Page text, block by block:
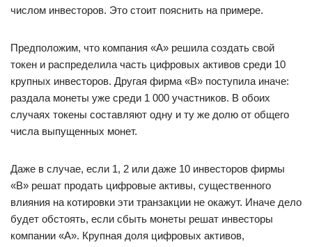
числом инвесторов. Это стоит пояснить на примере.
Предположим, что компания «‎А»‎ решила создать свой
токен и распределила часть цифровых активов среди 10
крупных инвесторов. Другая фирма «‎В»‎ поступила иначе:
раздала монеты уже среди 1 000 участников. В обоих
случаях токены составляют одну и ту же долю от общего
числа выпущенных монет.
Даже в случае, если 1, 2 или даже 10 инвесторов фирмы
«‎В»‎ решат продать цифровые активы, существенного
влияния на котировки эти транзакции не окажут. Иначе дело
будет обстоять, если сбыть монеты решат инвесторы
компании «‎А»‎. Крупная доля цифровых активов,